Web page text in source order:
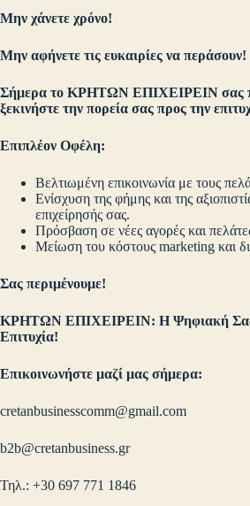
Μην χάνετε χρόνο!
Μην αφήνετε τις ευκαιρίες να περάσουν!
Σήμερα το ΚΡΗΤΩΝ ΕΠΙΧΕΙΡΕΙΝ σας
ξεκινήστε την πορεία σας προς την
Επιπλέον Οφέλη:
Βελτιωμένη επικοινωνία με τους
Ενίσχυση της φήμης και της
επιχείρησής σας.
Πρόσβαση σε νέες αγορές και
Μείωση του κόστους marketing και
Σας περιμένουμε!
ΚΡΗΤΩΝ ΕΠΙΧΕΙΡΕΙΝ: Η Ψηφιακή
Επιτυχία!
Επικοινωνήστε μαζί μας σήμερα:
cretanbusinesscomm@gmail.com
b2b@cretanbusiness.gr
Τηλ.: +30 697 771 1846